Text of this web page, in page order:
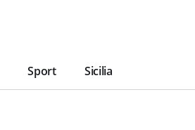
Sport Sicilia